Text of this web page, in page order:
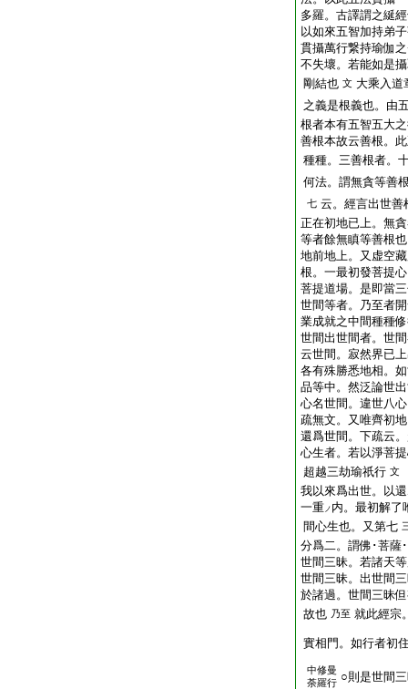
多羅。古譯謂之綖
以如來五智加持弟
貫攝萬行繋持瑜伽
不失壞。若能如是
剛結也 文 大乘入道
之義是根義也。由
根者本有五智五大
善根本故云善根。
種種。三善根者。
何法。謂無貪等善
七 云。經言出世善
正在初地已上。無
等者餘無瞋等善根
地前地上。又虚空
根。一最初發菩提
菩提道場。是即當
世間等者。乃至者
業成就之中間種種
世間出世間者。世
云世間。寂然界已
各有殊勝悉地相。
品等中。然泛論世
心名世間。違世八
疏無文。又唯齊初
還爲世間。下疏云
心生者。若以淨菩
超越三劫瑜祇行 文
我以來爲出世。以
一重ノ 内。最初解了
間心生也。又第七
分爲二。謂佛･菩薩
世間三昧。若諸天
世間三昧。出世間
於諸過。世間三昧
故也 乃至 就此經宗
實相門。如行者初
中修曼
荼羅行 ○則是世間